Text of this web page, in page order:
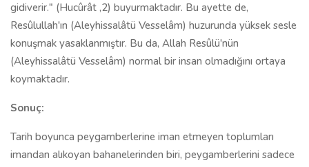
gidiverir." (Hucûrât ,2) buyurmaktadır. Bu ayette de,
Resûlullah'ın (Aleyhissalâtü Vesselâm) huzurunda yüksek sesle
konuşmak yasaklanmıştır. Bu da, Allah Resûlü'nün
(Aleyhissalâtü Vesselâm) normal bir insan olmadığını ortaya
koymaktadır.
Sonuç:
Tarih boyunca peygamberlerine iman etmeyen toplumları
imandan alıkoyan bahanelerinden biri, peygamberlerini sadece